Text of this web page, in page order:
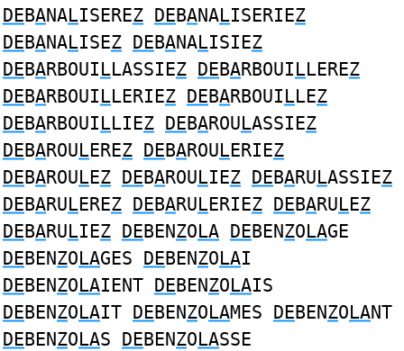
DEBANALISEREZ DEBANALISERIEZ
DEBANALISEZ DEBANALISIEZ
DEBARBOUILLASSIEZ DEBARBOUILLEREZ
DEBARBOUILLERIEZ DEBARBOUILLEZ
DEBARBOUILLIEZ DEBAROULASSIEZ
DEBAROULEREZ DEBAROULERIEZ
DEBAROULEZ DEBAROULIEZ DEBARULASSIEZ
DEBARULEREZ DEBARULERIEZ DEBARULEZ
DEBARULIEZ DEBENZOLA DEBENZOLAGE
DEBENZOLAGES DEBENZOLAI
DEBENZOLAIENT DEBENZOLAIS
DEBENZOLAIT DEBENZOLAMES DEBENZOLANT
DEBENZOLAS DEBENZOLASSE